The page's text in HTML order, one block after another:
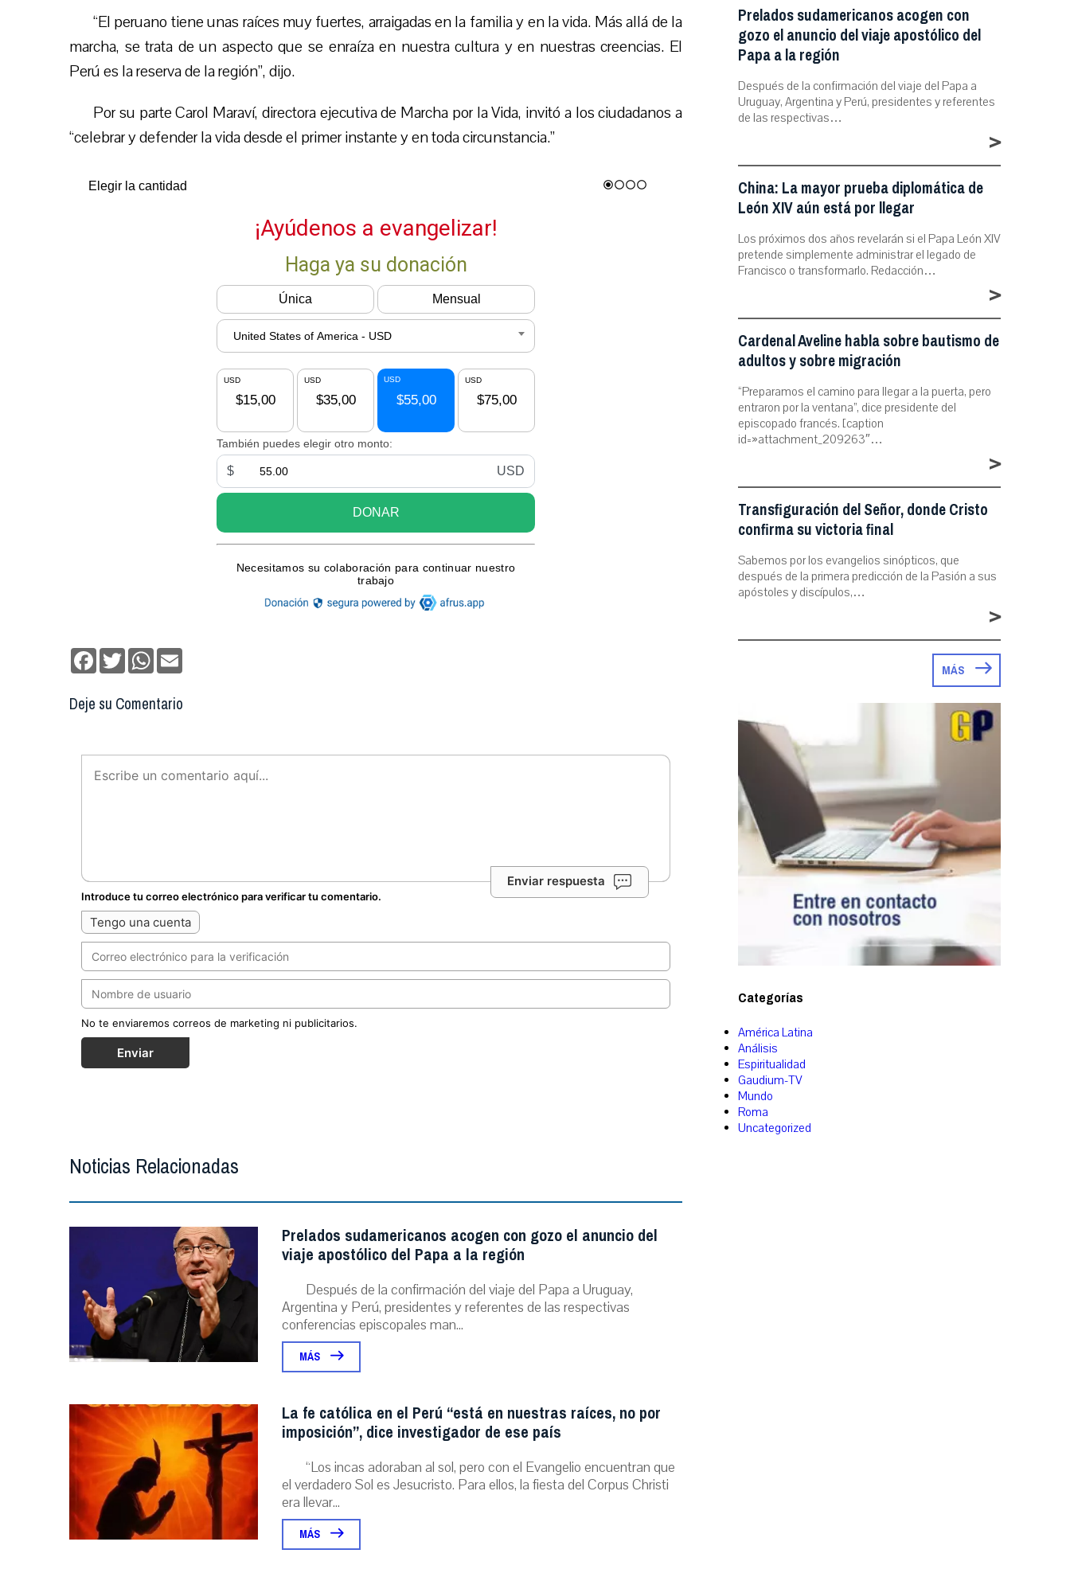
“El peruano tiene unas raíces muy fuertes, arraigadas en la familia y en la vida. Más allá de la
marcha, se trata de un aspecto que se enraíza en nuestra cultura y en nuestras creencias. El
Perú es la reserva de la región”, dijo.
Por su parte Carol Maraví, directora ejecutiva de Marcha por la Vida, invitó a los ciudadanos a
“celebrar y defender la vida desde el primer instante y en toda circunstancia.”
Facebook
TwitterWhatsApp
Deje su Comentario
Enviar respuesta
Introduce tu correo electrónico para verificar tu comentario.
Tengo una cuenta
No te enviaremos correos de marketing ni publicitarios.
Enviar
Noticias Relacionadas
Prelados sudamericanos acogen con gozo el anuncio del
viaje apostólico del Papa a la región
Después de la confirmación del viaje del Papa a Uruguay,
Argentina y Perú, presidentes y referentes de las respectivas
conferencias episcopales man...
MÁS
La fe católica en el Perú “está en nuestras raíces, no por
imposición”, dice investigador de ese país
“Los incas adoraban al sol, pero con el Evangelio encuentran que
el verdadero Sol es Jesucristo. Para ellos, la fiesta del Corpus Christi
era llevar...
MÁS
Prelados sudamericanos acogen con
gozo el anuncio del viaje apostólico del
Papa a la región
Después de la confirmación del viaje del Papa a
Uruguay, Argentina y Perú, presidentes y referentes
de las respectivas…
>
China: La mayor prueba diplomática de
León XIV aún está por llegar
Los próximos dos años revelarán si el Papa León XIV
pretende simplemente administrar el legado de
Francisco o transformarlo. Redacción…
>
Cardenal Aveline habla sobre bautismo de
adultos y sobre migración
“Preparamos el camino para llegar a la puerta, pero
entraron por la ventana”, dice presidente del
episcopado francés. [caption
id=»attachment_209263″…
>
Transfiguración del Señor, donde Cristo
confirma su victoria final
Sabemos por los evangelios sinópticos, que
después de la primera predicción de la Pasión a sus
apóstoles y discípulos,…
>
MÁS
Categorías
América Latina
Análisis
Espiritualidad
Gaudium-TV
Mundo
Roma
Uncategorized